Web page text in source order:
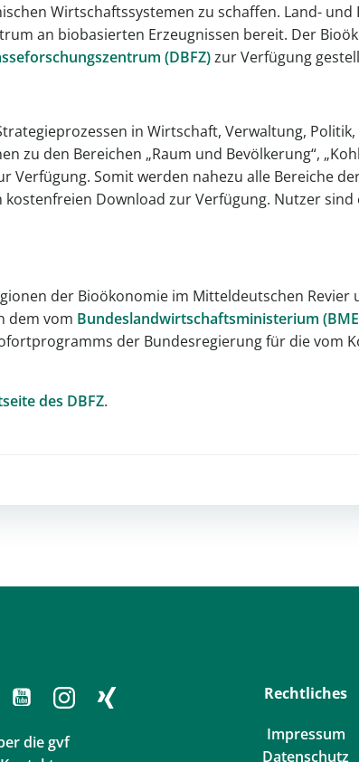
Wirtschaftssystemen zu schaffen. Land-
an biobasierten Erzeugnissen bereit. Der
(DBFZ)zur Verfügung
in Wirtschaft, Verwaltung,
zu den Bereichen „Raum und Bevölkerung“,
Verfügung. Somit werden nahezu alle Bereiche
Download zur Verfügung. Nutzer
der Bioökonomie im Mitteldeutschen Revier
dem vom Bundeslandwirtschaftsministerium
der Bundesregierung für die vom
des DBFZ.
die gvf
Rechtliches
Impressum
Datenschutz